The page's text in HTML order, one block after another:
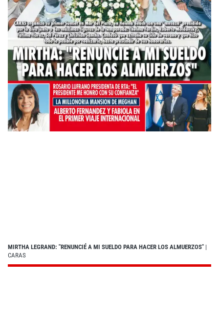
MIRTHA LEGRAND: "RENUNCIÉ A MI SUELDO PARA HACER LOS ALMUERZOS" |
CARAS